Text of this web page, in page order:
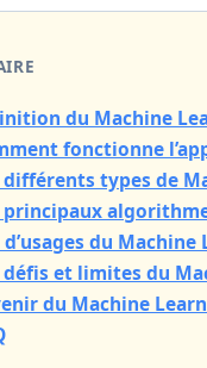
du Machine
fonctionne
différents types de
principaux
d’usages du Machine
défis et limites du
du Machine